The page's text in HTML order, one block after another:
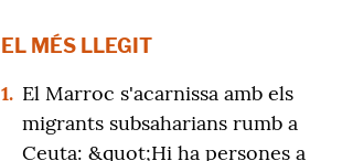
EL MÉS LLEGIT
1. El Marroc s'acarnissa amb els
migrants subsaharians rumb a
Ceuta: &quot;Hi ha persones a